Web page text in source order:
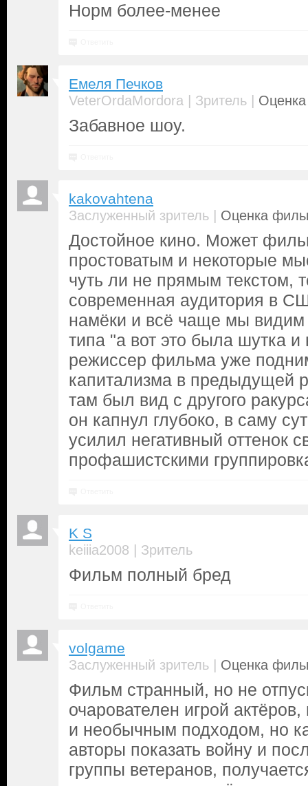
Норм более-менее
Емеля Печков
VeterOrdaMordora | Зритель |
Забавное шоу.
kakovahtena
Заслуженный зритель | Оценка
Достойное кино. Может
простоватым и некоторые
чуть ли не прямым текстом,
современная аудитория в
намёки и всё чаще мы
типа "а вот это была шутка
режиссер фильма уже
капитализма в предыдущей
там был вид с другого
он капнул глубоко, в саму
усилил негативный оттенок
профашистскими
K S
keiiia2008 | Зритель
Фильм полный бред
volgame
Заслуженный зритель | Оценка
Фильм странный, но не
очарователен игрой
и необычным подходом, но
авторы показать войну и
группы ветеранов,